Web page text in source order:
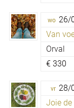
wo 26/
Van
Orval
€ 330
vr 28/
Joie